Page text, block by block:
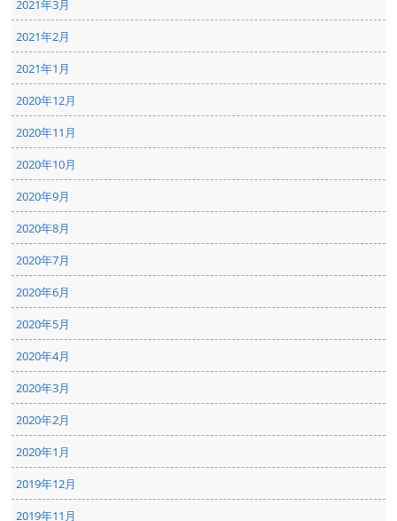
2021年3月
2021年2月
2021年1月
2020年12月
2020年11月
2020年10月
2020年9月
2020年8月
2020年7月
2020年6月
2020年5月
2020年4月
2020年3月
2020年2月
2020年1月
2019年12月
2019年11月